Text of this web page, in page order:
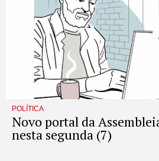
POLÍTICA
Novo portal da
nesta segunda (7)